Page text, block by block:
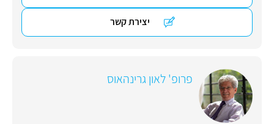
יצירת קשר
פרופ' לאון גרינהאוס